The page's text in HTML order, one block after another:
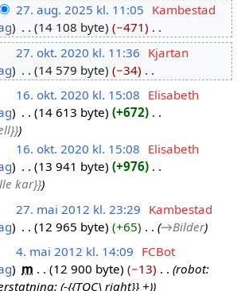
27. aug. 2025 kl. 11:05 Kambestad
14 108 byte
−471
27. okt. 2020 kl. 11:36 Kjartan
14 579 byte
−34
16. okt. 2020 kl. 15:08 Elisabeth
14 613 byte
+672
16. okt. 2020 kl. 15:08 Elisabeth
13 941 byte
+976
kar}}
27. mai 2012 kl. 23:29 Kambestad
12 965 byte +65 →Bilder
4. mai 2012 kl. 14:09 FCBot
m 12 900 byte −13
robot:
(-{{TOC\ right}} +)